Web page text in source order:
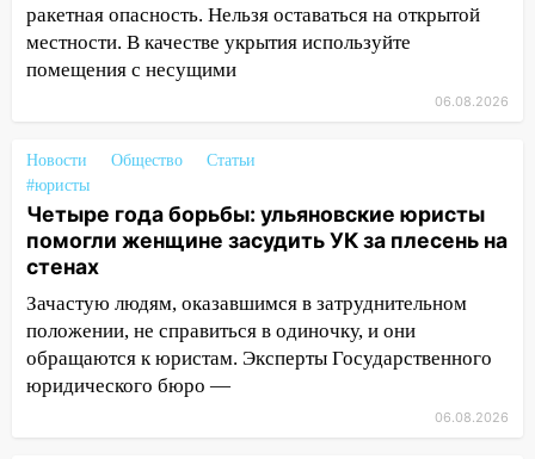
10:27 Где есть бензин в Ульяновске
днем 6 августа: список АЗС
Внимание! В Ульяновской области
10:00
В Старомайнском районе утонул
51-летний мужчина
09:50 В Ульяновске черный коршун
застрял в тепловозе
09:44 Ульяновские спасатели помогли
юному велосипедисту на улице
Чернышевского
08:21
В Заволжском районе украли два
ракетная опасность. Нельзя оставаться на открытой
местности. В качестве укрытия используйте
помещения с несущими
06.08.2026
Новости Общество
Статьи
#юристы
Четыре года борьбы: ульяновские юристы
помогли женщине засудить УК за плесень на
стенах
Зачастую людям, оказавшимся в затруднительном
положении, не справиться в одиночку, и они
обращаются к юристам. Эксперты Государственного
юридического бюро —
06.08.2026